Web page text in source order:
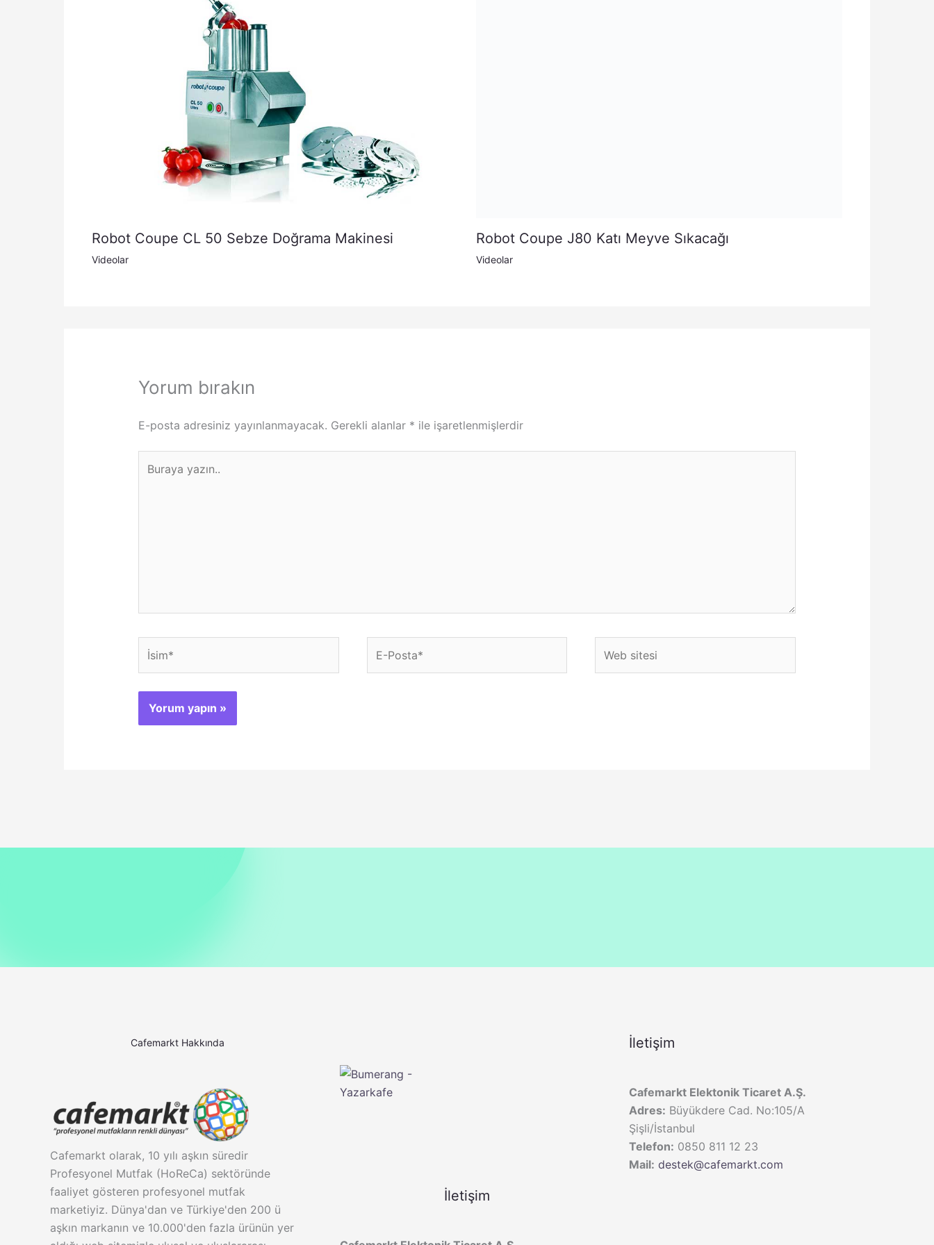
Robot Coupe CL 50 Sebze Doğrama Makinesi
Videolar
Robot Coupe J80 Katı Meyve Sıkacağı
Videolar
Yorum bırakın
E-posta adresiniz yayınlanmayacak. Gerekli alanlar * ile işaretlenmişlerdir
yazın..
Posta*
sitesi
Cafemarkt Hakkında
Cafemarkt olarak, 10 yılı aşkın süredir
Profesyonel Mutfak (HoReCa) sektöründe
faaliyet gösteren profesyonel mutfak
marketiyiz. Dünya'dan ve Türkiye'den 200 ü
aşkın markanın ve 10.000'den fazla ürünün yer
İletişim
İletişim
Cafemarkt Elektonik Ticaret A.Ş.
Adres: Büyükdere Cad. No:105/A
Şişli/İstanbul
Telefon: 0850 811 12 23
Mail: destek@cafemarkt.com